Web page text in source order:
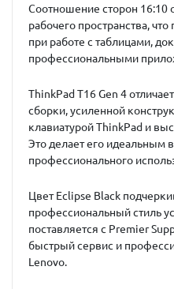
Соотношение сторон 16:10
рабочего пространства,
при работе с таблицами,
профессиональными
ThinkPad T16 Gen 4
сборки, усиленной
клавиатурой ThinkPad и
Это делает его идеальным
профессионального
ЦветEclipse Black
профессиональный стиль
поставляется с Premier
быстрый сервис и
Lenovo.